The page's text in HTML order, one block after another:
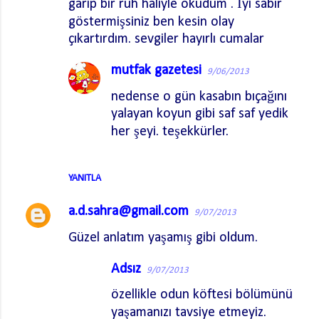
garip bir ruh haliyle okudum . İyi sabır
göstermişsiniz ben kesin olay
çıkartırdım. sevgiler hayırlı cumalar
YANITLA
mutfak gazetesi 9/06/2013
nedense o gün kasabın bıçağını
yalayan koyun gibi saf saf yedik
her şeyi. teşekkürler.
a.d.sahra@gmail.com 9/07/2013
Güzel anlatım yaşamış gibi oldum.
Adsız 9/07/2013
özellikle odun köftesi bölümünü
yaşamanızı tavsiye etmeyiz.